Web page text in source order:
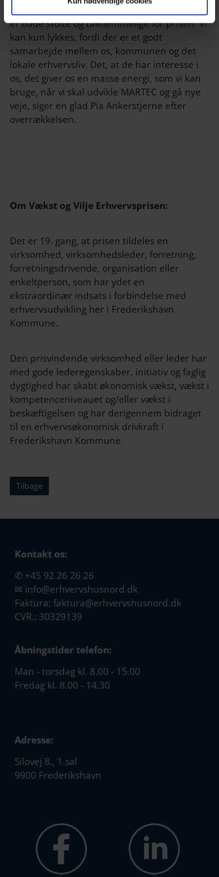
- MARTEC er inde i fantastisk udvikling, og vi
er både stolte og taknemmelige for prisen. Vi
kan kun lykkes, fordi der er et godt
samarbejde mellem os, kommunen og det
lokale erhvervsliv. Det, at de har interesse i
os, det giver os en masse energi, som vi kan
bruge, når vi skal udvikle MARTEC og gå nye
veje, siger en glad Pia Ankerstjerne efter
overrækkelsen.
Om Vækst og Vilje Erhvervsprisen:
Det er 19. gang, at prisen tildeles en
virksomhed, virksomhedsleder, forretning,
forretningsdrivende, organisation eller
enkeltperson, som har ydet en
ekstraordinær indsats i forbindelse med
erhvervsudvikling her i Frederikshavn
Kommune.
Den prisvindende virksomhed eller leder har
med gode lederegenskaber, initiativ og faglig
dygtighed har skabt økonomisk vækst, vækst i
kompetenceniveauet og/eller vækst i
beskæftigelsen og har derigennem bidraget
til en erhvervsøkonomisk drivkraft i
Frederikshavn Kommune.
Tilbage
Kontakt os:
✆ +45 92 26 26 26
✉ info@erhvervshusnord.dk
Faktura: faktura@erhvervshusnord.dk
CVR.: 30329139
Åbningstider telefon:
Man - torsdag kl. 8.00 - 15.00
Fredag kl. 8.00 - 14.30
Adresse:
Silovej 8., 1.sal
9900 Frederikshavn